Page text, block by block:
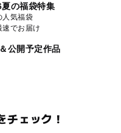
の福袋特集
人気福袋
でお届け
公開予定作品
チェック！